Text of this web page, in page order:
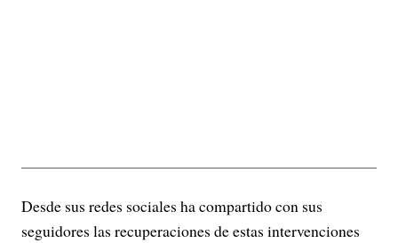
Desde sus redes sociales ha compartido con sus
seguidores las recuperaciones de estas intervenciones